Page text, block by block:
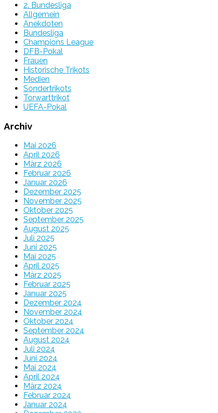
2. Bundesliga
Allgemein
Anekdoten
Bundesliga
Champions League
DFB-Pokal
Frauen
Historische Trikots
Medien
Sondertrikots
Torwarttrikot
UEFA-Pokal
Archiv
Mai 2026
April 2026
März 2026
Februar 2026
Januar 2026
Dezember 2025
November 2025
Oktober 2025
September 2025
August 2025
Juli 2025
Juni 2025
Mai 2025
April 2025
März 2025
Februar 2025
Januar 2025
Dezember 2024
November 2024
Oktober 2024
September 2024
August 2024
Juli 2024
Juni 2024
Mai 2024
April 2024
März 2024
Februar 2024
Januar 2024